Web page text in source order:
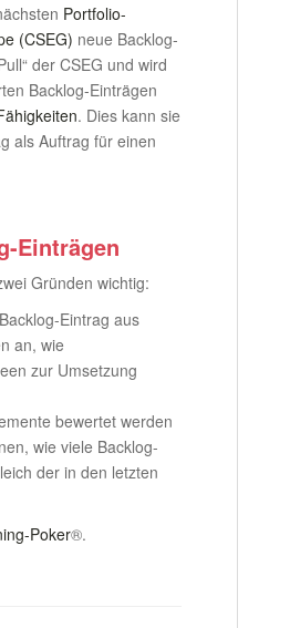
Portfolio-
(CSEG) neue Backlog-
der CSEG und wird
Backlog-Einträgen
. Dies kann sie
als Auftrag für einen
Einträgen
Gründen wichtig:
Eintrag aus
an, wie
zur Umsetzung
bewertet werden
wie viele Backlog-
der in den letzten
Poker®.